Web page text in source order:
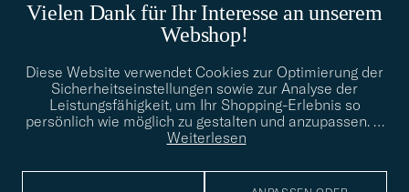
Vielen Dank für Ihr Interesse an unserem
Webshop!
Diese Website verwendet Cookies zur Optimierung der
Sicherheitseinstellungen sowie zur Analyse der
Leistungsfähigkeit, um Ihr Shopping-Erlebnis so
persönlich wie möglich zu gestalten und anzupassen. …
Weiterlesen
info@careofcarl.de
Benötigen Sie Hilfe bei der Suche nach Ihrem persönlichen Stil?
Wenden Sie sich an uns, wir helfen Ihnen gerne weiter!
STILBERATUNG